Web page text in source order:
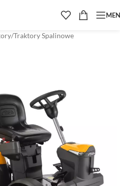
/Traktory Spalinowe